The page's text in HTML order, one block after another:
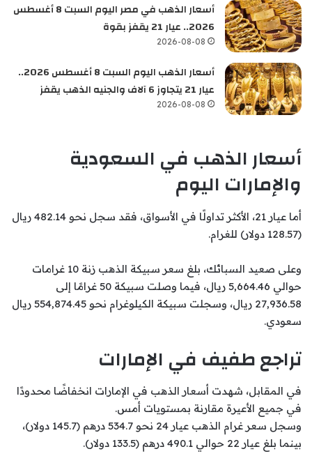
أسعار الذهب في مصر اليوم السبت 8 أغسطس
2026.. عيار 21 يقفز بقوة
2026-08-08
أسعار الذهب اليوم السبت 8 أغسطس 2026..
عيار 21 يتجاوز 6 آلاف والجنيه الذهب يقفز
2026-08-08
أسعار الذهب في السعودية
والإمارات اليوم
أما عيار 21، الأكثر تداولًا في الأسواق، فقد سجل نحو 482.14 ريال
(128.57 دولار) للغرام.
وعلى صعيد السبائك، بلغ سعر سبيكة الذهب زنة 10 غرامات
حوالي 5,664.46 ريال، فيما وصلت سبيكة 50 غرامًا إلى
27,936.58 ريال، وسجلت سبيكة الكيلوغرام نحو 554,874.45 ريال
سعودي.
تراجع طفيف في الإمارات
في المقابل، شهدت أسعار الذهب في الإمارات انخفاضًا محدودًا
في جميع الأعيرة مقارنة بمستويات أمس.
وسجل سعر غرام الذهب عيار 24 نحو 534.7 درهم (145.7 دولار)،
بينما بلغ عيار 22 حوالي 490.1 درهم (133.5 دولار).